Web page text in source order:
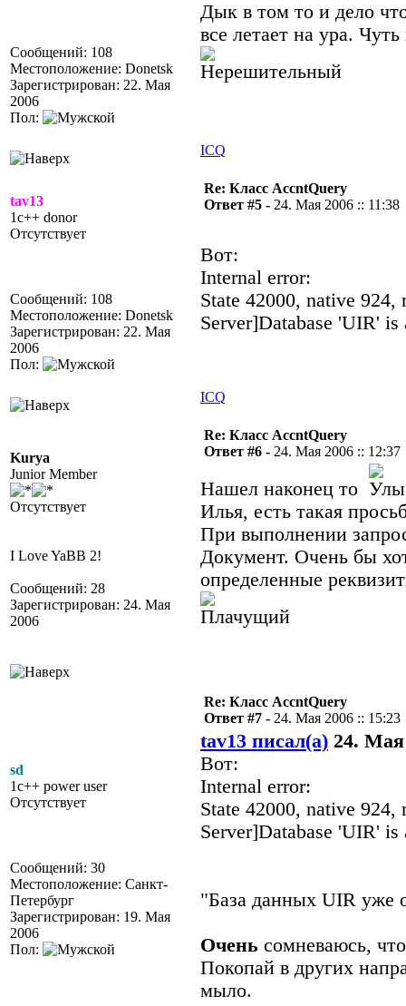
Сообщений: 108
Местоположение: Donetsk
Зарегистрирован: 22. Мая
2006
Пол:
Дык в том то и дело
все летает на ура.
ICQ
tav13
1c++ donor
Отсутствует
Сообщений: 108
Местоположение: Donetsk
Зарегистрирован: 22. Мая
2006
Пол:
Re: Класс AccntQuery
Ответ #5 - 24. Мая 2006 :: 11:38
Вот:
Internal error:
State 42000, native
Server]Database 'UIR'
ICQ
Kurya
Junior Member
Отсутствует
I Love YaBB 2!
Сообщений: 28
Зарегистрирован: 24. Мая
2006
Re: Класс AccntQuery
Ответ #6 - 24. Мая 2006 :: 12:37
Нашел наконец то
Илья, есть такая
При выполнении
Документ. Очень бы
определенные
sd
1c++ power user
Отсутствует
Сообщений: 30
Местоположение: Санкт-
Петербург
Зарегистрирован: 19. Мая
2006
Пол:
Re: Класс AccntQuery
Ответ #7 - 24. Мая 2006 :: 15:23
tav13 писал(а) 24. Мая
Вот:
Internal error:
State 42000, native
Server]Database 'UIR'
"База данных UIR уже
Очень сомневаюсь,
Покопай в других
мыло.